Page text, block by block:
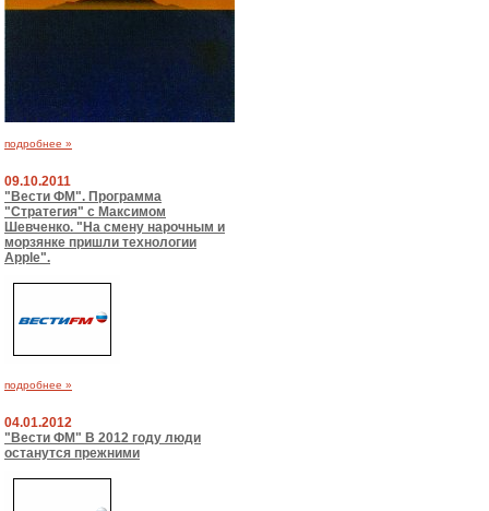
подробнее »
09.10.2011
"Вести ФМ". Программа
"Стратегия" с Максимом
Шевченко. "На смену нарочным и
морзянке пришли технологии
Apple".
подробнее »
04.01.2012
"Вести ФМ" В 2012 году люди
останутся прежними